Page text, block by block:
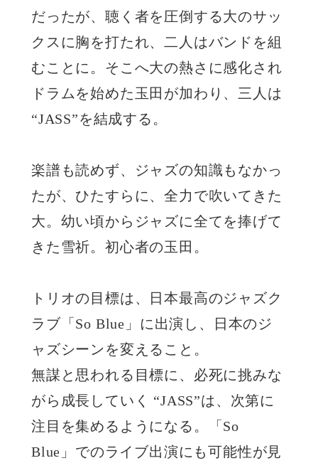
だったが、聴く者を圧倒する大のサッ
クスに胸を打たれ、二人はバンドを組
むことに。そこへ大の熱さに感化され
ドラムを始めた玉田が加わり、三人は
“JASS”を結成する。
楽譜も読めず、ジャズの知識もなかっ
たが、ひたすらに、全力で吹いてきた
大。幼い頃からジャズに全てを捧げて
きた雪祈。初心者の玉田。
トリオの目標は、日本最高のジャズク
ラブ「So Blue」に出演し、日本のジ
ャズシーンを変えること。
無謀と思われる目標に、必死に挑みな
がら成長していく “JASS”は、次第に
注目を集めるようになる。「So
Blue」でのライブ出演にも可能性が見